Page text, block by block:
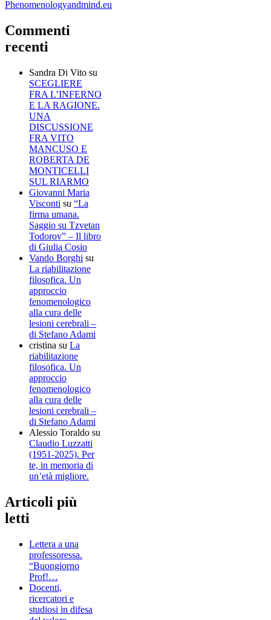
Commenti
recenti
Sandra Di Vito su
SCEGLIERE
FRA L’INFERNO
E LA RAGIONE.
UNA
DISCUSSIONE
FRA VITO
MANCUSO E
ROBERTA DE
MONTICELLI
SUL RIARMO
Giovanni Maria
Visconti su “La
firma umana.
Saggio su Tzvetan
Todorov” – Il libro
di Giulia Cosio
Vando Borghi su
La riabilitazione
filosofica. Un
approccio
fenomenologico
alla cura delle
lesioni cerebrali –
di Stefano Adami
cristina su La
riabilitazione
filosofica. Un
approccio
fenomenologico
alla cura delle
lesioni cerebrali –
di Stefano Adami
Alessio Toraldo su
Claudio Luzzatti
(1951-2025). Per
te, in memoria di
un’età migliore.
Articoli più
letti
Lettera a una
professoressa.
“Buongiorno
Prof!…
Docenti,
ricercatori e
studiosi in difesa